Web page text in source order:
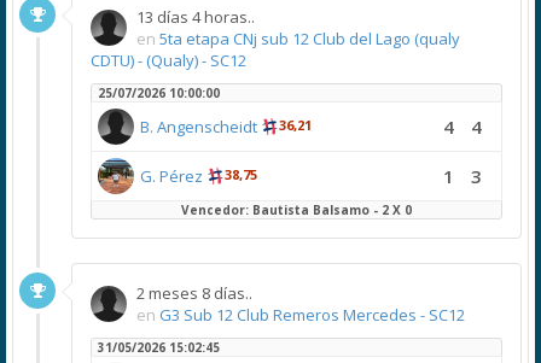
13 días 4 horas..
en 5ta etapa CNj sub 12 Club del Lago (qualy
CDTU) - (Qualy) - SC12
25/07/2026 10:00:00
B. Angenscheidt 36,21 4 4
G. Pérez 38,75 1 3
Vencedor: Bautista Balsamo - 2 X 0
2 meses 8 días..
en G3 Sub 12 Club Remeros Mercedes - SC12
31/05/2026 15:02:45